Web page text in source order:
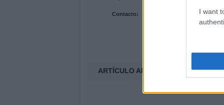
I want
Contacto:
ARTÍCULO ANTERIOR